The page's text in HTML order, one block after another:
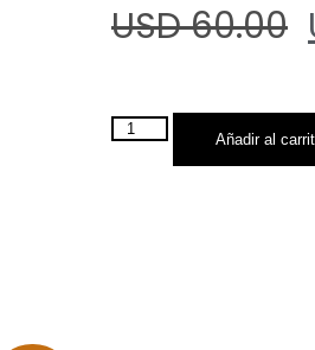
USD 60.00
Añadir al